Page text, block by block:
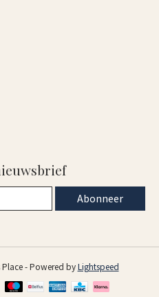
Abonneer
- Powered byLightspeed